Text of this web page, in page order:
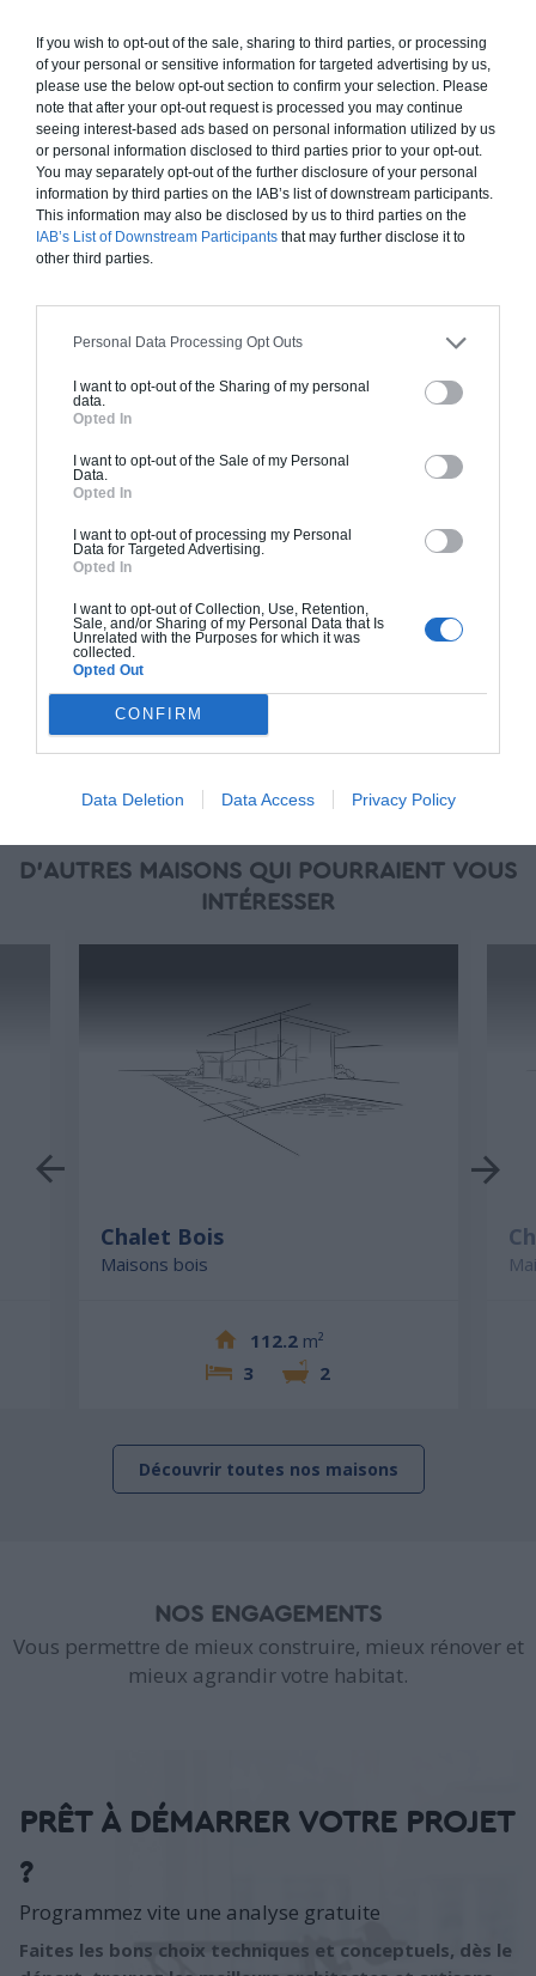
If you wish to opt-out of the sale, sharing to third parties, or processing
of your personal or sensitive information for targeted advertising by us,
please use the below opt-out section to confirm your selection. Please
note that after your opt-out request is processed you may continue
seeing interest-based ads based on personal information utilized by us
or personal information disclosed to third parties prior to your opt-out.
You may separately opt-out of the further disclosure of your personal
information by third parties on the IAB’s list of downstream participants.
This information may also be disclosed by us to third parties on the
IAB’s List of Downstream Participants that may further disclose it to
other third parties.
Personal Data Processing Opt Outs
I want to opt-out of the Sharing of my personal
data.
Opted In
I want to opt-out of the Sale of my Personal
Data.
Opted In
I want to opt-out of processing my Personal
Data for Targeted Advertising.
Opted In
I want to opt-out of Collection, Use, Retention,
Sale, and/or Sharing of my Personal Data that Is
Unrelated with the Purposes for which it was
collected.
Opted Out
CONFIRM
Data Deletion Data Access Privacy Policy
inclut le gros oeuvre et le second oeuvre (cuisine,
peinture, sols...), mais exclut piscine, jardin et
clôture.
À partir de
69 000€ TTC
Je la veux !
Construction BBC
Chiffrage estimatif pour : Fondations et normes
standards. Construction en bloc coffrant isolant
(RT 2020). Finitions haut de gamme. Le prix "clé
oeuvre (cuisine, peinture, sols...), mais exclut
À partir de
80 000€ TTC
D'AUTRES MAISONS QUI POURRAIENT VOUS
INTÉRESSER
Chalet Bois
Maisons bois
112.2m²
3
2
Découvrir toutes nos maisons
NOS ENGAGEMENTS
Vous permettre de mieux construire, mieux rénover et
mieux agrandir votre habitat.
PRÊT À DÉMARRER VOTRE PROJET
?
Programmez vite une analyse gratuite
Faites les bons choix techniques et conceptuels, dès le